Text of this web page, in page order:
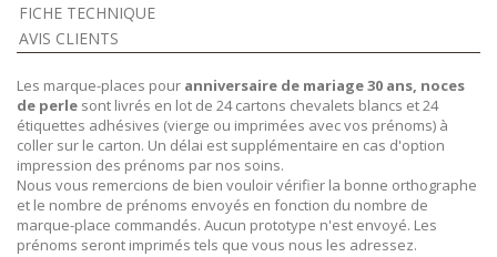
FICHE TECHNIQUE
AVIS CLIENTS
Les marque-places pour anniversaire de mariage 30 ans, noces
de perle sont livrés en lot de 24 cartons chevalets blancs et 24
étiquettes adhésives (vierge ou imprimées avec vos prénoms) à
coller sur le carton. Un délai est supplémentaire en cas d'option
impression des prénoms par nos soins.
Nous vous remercions de bien vouloir vérifier la bonne orthographe
et le nombre de prénoms envoyés en fonction du nombre de
marque-place commandés. Aucun prototype n'est envoyé. Les
prénoms seront imprimés tels que vous nous les adressez.